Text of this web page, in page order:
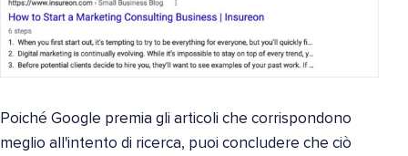
Poiché Google premia gli articoli che corrispondono
meglio all'intento di ricerca, puoi concludere che ciò